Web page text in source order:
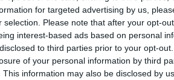
for targeted advertising by us,
selection. Please note that after your opt-
interest-based ads based on personal
to third parties prior to your opt-
of your personal information by third
This information may also be disclosed by
ΔΙΑΦΗΜΙΣΗ